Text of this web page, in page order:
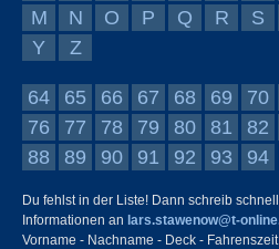
M
N O P Q R S
Y
Z
64 65 66 67 68 69 70
76
77 78 79 80 81 82
88
89 90 91 92 93 94
Du fehlst in der Liste! Dann schreib
Informationen an lars.stawenow@t-
Vorname - Nachname - Deck -